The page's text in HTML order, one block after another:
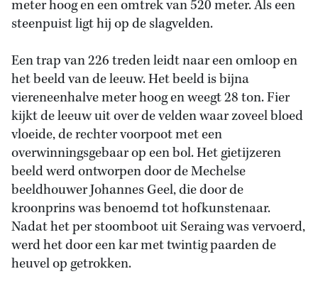
meter hoog en een omtrek van 520 meter. Als een
steenpuist ligt hij op de slagvelden.
Een trap van 226 treden leidt naar een omloop en
het beeld van de leeuw. Het beeld is bijna
viereneenhalve meter hoog en weegt 28 ton. Fier
kijkt de leeuw uit over de velden waar zoveel bloed
vloeide, de rechter voorpoot met een
overwinningsgebaar op een bol. Het gietijzeren
beeld werd ontworpen door de Mechelse
beeldhouwer Johannes Geel, die door de
kroonprins was benoemd tot hofkunstenaar.
Nadat het per stoomboot uit Seraing was vervoerd,
werd het door een kar met twintig paarden de
heuvel op getrokken.